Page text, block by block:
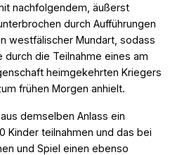
nachfolgendem, äußerst
durch Aufführungen
westfälischer Mundart, sodass
die Teilnahme eines am
heimgekehrten Kriegers
frühen Morgen anhielt.
demselben Anlass ein
Kinder teilnahmen und das bei
und Spiel einen ebenso